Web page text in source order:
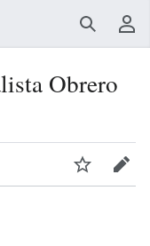
Buscar
Obrero
Vigilar